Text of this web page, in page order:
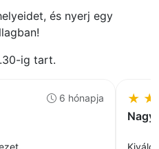
és nyerj egy
ig tart.
6 hónapja ★ ★
Nagy
Kiváló